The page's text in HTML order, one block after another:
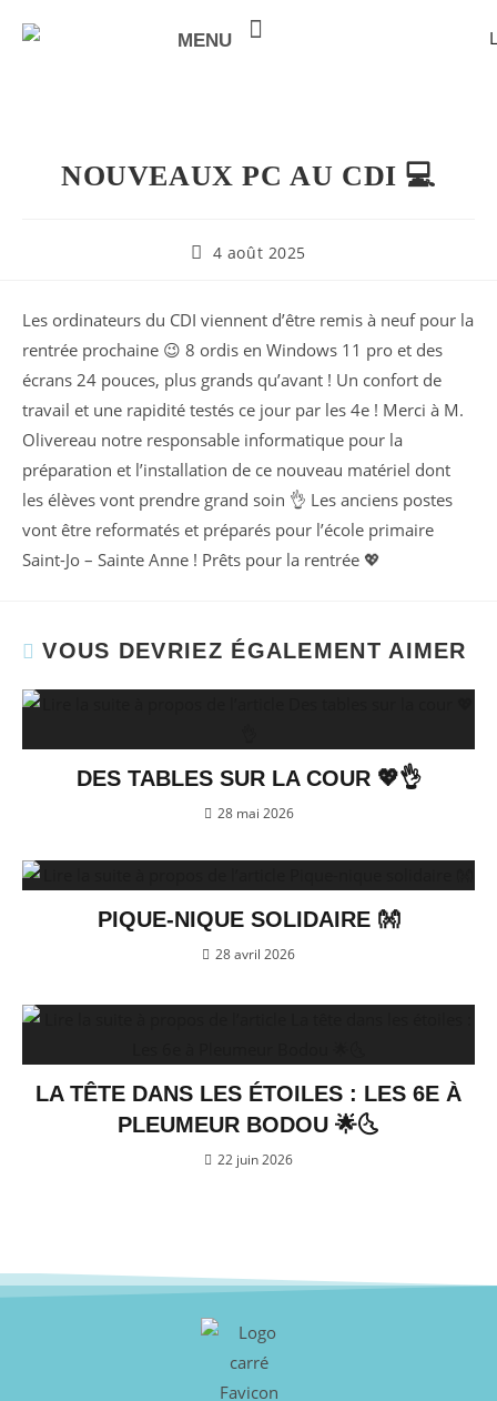
MENU
NOUVEAUX PC AU CDI 💻
4 août 2025
Les ordinateurs du CDI viennent d’être remis à neuf pour la
rentrée prochaine 😉 8 ordis en Windows 11 pro et des
écrans 24 pouces, plus grands qu’avant ! Un confort de
travail et une rapidité testés ce jour par les 4e ! Merci à M.
Olivereau notre responsable informatique pour la
préparation et l’installation de ce nouveau matériel dont
les élèves vont prendre grand soin 👌 Les anciens postes
vont être reformatés et préparés pour l’école primaire
Saint-Jo – Sainte Anne ! Prêts pour la rentrée 💖
VOUS DEVRIEZ ÉGALEMENT AIMER
DES TABLES SUR LA COUR 💖👌
28 mai 2026
PIQUE-NIQUE SOLIDAIRE 👐
28 avril 2026
LA TÊTE DANS LES ÉTOILES : LES 6E À
PLEUMEUR BODOU 🌟🌜
22 juin 2026